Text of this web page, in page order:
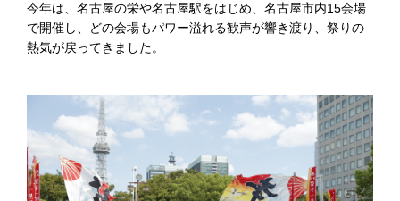
今年は、名古屋の栄や名古屋駅をはじめ、名古屋市内15会場
で開催し、どの会場もパワー溢れる歓声が響き渡り、祭りの
熱気が戻ってきました。